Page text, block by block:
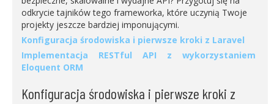
odkrycie tajników tego frameworka, które uczynią Twoje
projekty jeszcze bardziej imponującymi.
Konfiguracja środowiska i pierwsze kroki z Laravel
Implementacja RESTful API z wykorzystaniem
Eloquent ORM
Konfiguracja środowiska i pierwsze kroki z